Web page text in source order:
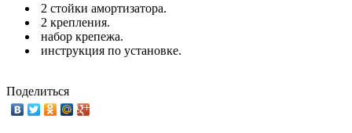
2 стойки амортизатора.
2 крепления.
набор крепежа.
инструкция по установке.
Поделиться